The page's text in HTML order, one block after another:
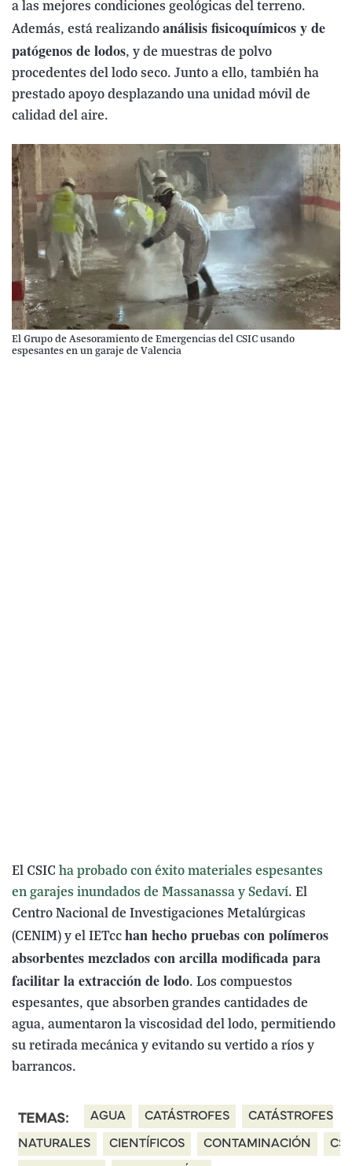
a las mejores condiciones geológicas del terreno.
Además, está realizando análisis fisicoquímicos y de
patógenos de lodos, y de muestras de polvo
procedentes del lodo seco. Junto a ello, también ha
prestado apoyo desplazando una unidad móvil de
calidad del aire.
El Grupo de Asesoramiento de Emergencias del CSIC usando
espesantes en un garaje de Valencia
El CSIC ha probado con éxito materiales espesantes
en garajes inundados de Massanassa y Sedaví. El
Centro Nacional de Investigaciones Metalúrgicas
(CENIM) y el IETcc han hecho pruebas con polímeros
absorbentes mezclados con arcilla modificada para
facilitar la extracción de lodo. Los compuestos
espesantes, que absorben grandes cantidades de
agua, aumentaron la viscosidad del lodo, permitiendo
su retirada mecánica y evitando su vertido a ríos y
barrancos.
TEMAS: AGUA CATÁSTROFES CATÁSTROFES
NATURALES CIENTÍFICOS CONTAMINACIÓN